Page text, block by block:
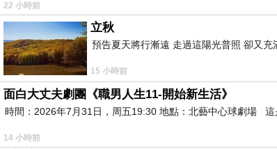
22 小時前
立秋
預告夏天將行漸遠 走過這陽光普照 卻又
15 小時前
面白大丈夫劇團《職男人生11-開始新生活》
時間：2026年7月31日，周五19:30 地點：北藝中心球劇場
14 小時前